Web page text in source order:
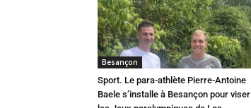
Besançon
Sport. Le para-athlète Pierre-Antoine
Baele s’installe à Besançon pour viser